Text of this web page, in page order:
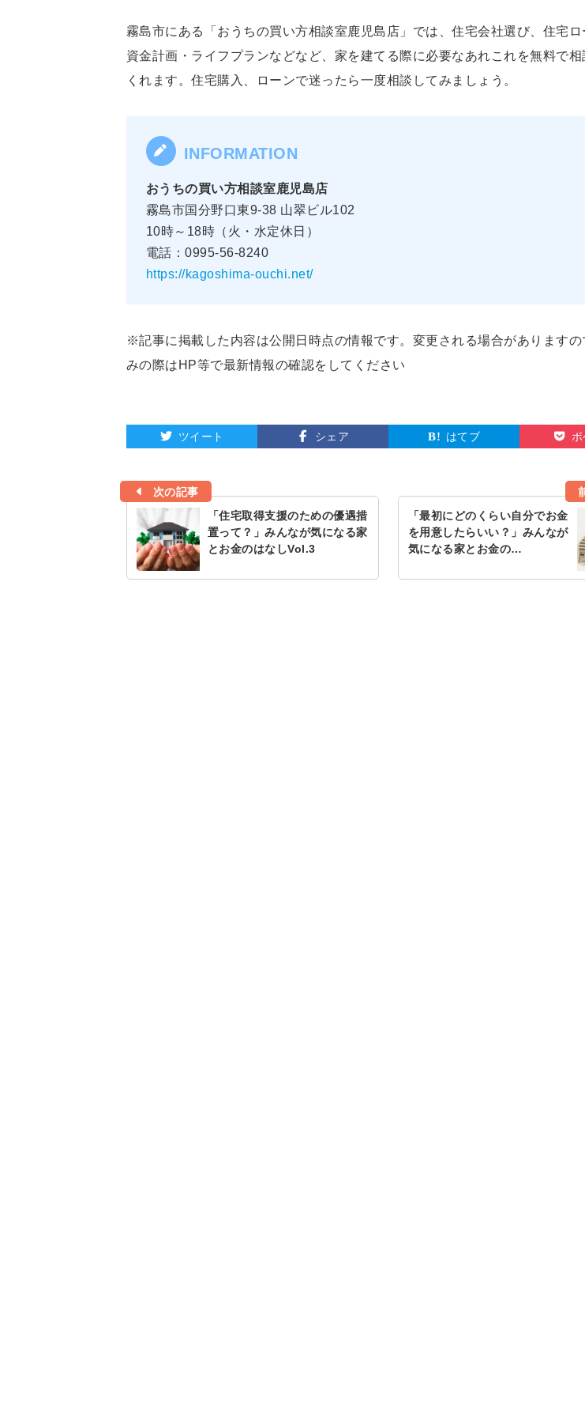
霧島市にある「おうちの買い方相談室鹿児島店」では、住宅会社選び、住宅ロ
資金計画・ライフプランなどなど、家を建てる際に必要なあれこれを無料で相
くれます。住宅購入、ローンで迷ったら一度相談してみましょう。
おうちの買い方相談室鹿児島店
霧島市国分野口東9-38 山翠ビル102
10時～18時（火・水定休日）
電話：0995-56-8240
https://kagoshima-ouchi.net/
※記事に掲載した内容は公開日時点の情報です。変更される場合がありますの
みの際はHP等で最新情報の確認をしてください
ツイート シェア はてブ ポ
次の記事
「住宅取得支援のための優遇措
置って？」みんなが気になる家
とお金のはなしVol.3
「最初にどのくらい自分でお金
を用意したらいい？」みんなが
気になる家とお金の…